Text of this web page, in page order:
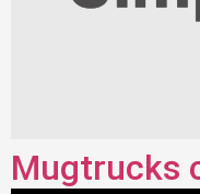
Mugtrucks